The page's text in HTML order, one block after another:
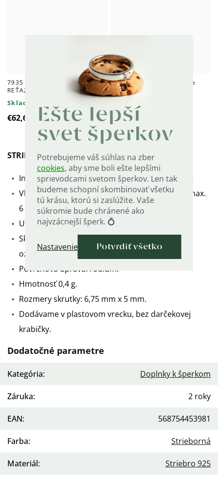
Ešte lepší
svet šperkov
Potrebujeme váš súhlas na zber
cookies, aby sme boli ešte lepšími
sprievodcami svetom šperkov. Len tak
budeme schopní skombinovať všetku
tú krásu, ktorú si zaslúžite. Vaše
súkromie bude chránené ako
najvzácnejší šperk. 💍
Nastavenie Potvrdiť všetko
7935 Strieborné náušnice
REŤAZ
Skladom
€62,60
7937 Strieborné náušnice
KRUH
€79,90
STRIEBORNÁ SKRUTKA SISSI
Inovované náhradné skrutky SISSI, tzv. balóniky.
Vhodné pre náušnice so skrutkovacou časťou max.
6 mm.
Uvedená cena je za 1 pár.
Skrutky sú vyrobené zo striebra 925/1000 a sú
označené puncovou značkou rýdzosti.
Povrchová úprava: ródium.
Hmotnosť 0,4 g.
Rozmery skrutky: 6,75 mm x 5 mm.
Dodávame v plastovom vrecku, bez darčekovej
krabičky.
Dodatočné parametre
Kategória: Doplnky k šperkom
Záruka: 2 roky
EAN: 568754453981
Farba: Strieborná
Materiál: Striebro 925